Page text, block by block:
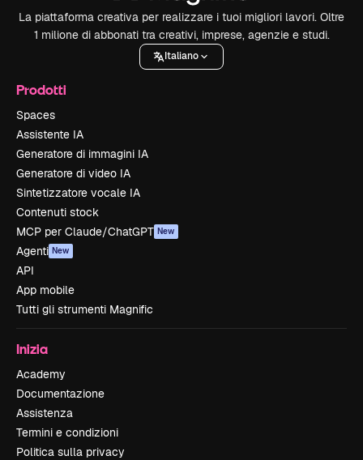
La piattaforma creativa per realizzare i tuoi migliori lavori. Oltre
1 milione di abbonati tra creativi, imprese, agenzie e studi.
Italiano
Prodotti
Spaces
Assistente IA
Generatore di immagini IA
Generatore di video IA
Sintetizzatore vocale IA
Contenuti stock
MCP per Claude/ChatGPT New
Agenti New
API
App mobile
Tutti gli strumenti Magnific
Inizia
Academy
Documentazione
Assistenza
Termini e condizioni
Politica sulla privacy